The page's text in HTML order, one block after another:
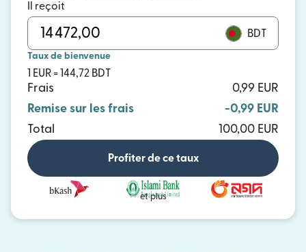
Il reçoit
BDT
Taux de bienvenue
1 EUR = 144,72 BDT
Frais
0,99 EUR
Remise sur les frais
-0,99 EUR
Total
100,00 EUR
Profiter de ce taux
et plus